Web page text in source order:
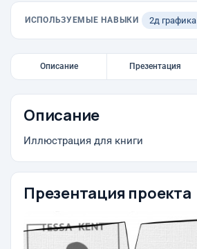
ИСПОЛЬЗУЕМЫЕ НАВЫКИ 2д графика
Описание Презентация
Описание
Иллюстрация для книги
Презентация проекта